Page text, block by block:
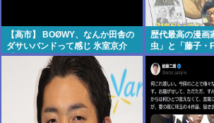
【高市】 BOØWY、なんか田舎の
ダサいバンドって感じ 氷室京介
「お肉屋さんで生まれました」
歴代最高の漫画
虫」と「藤子・
に誰を選んでも